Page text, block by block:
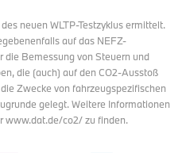
neuen WLTP-Testzyklus ermittelt.
auf das NEFZ-
die Bemessung von Steuern und
die (auch) auf den CO2-Ausstoß
Zwecke von fahrzeugspezifischen
gelegt. Weitere Informationen
www.dat.de/co2/ zu finden.